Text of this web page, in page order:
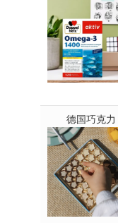
德国巧克力